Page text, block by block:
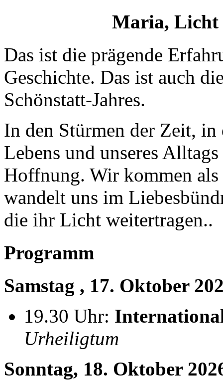
Maria, Licht
Das ist die prägende
Geschichte. Das ist auch
Schönstatt-Jahres.
In den Stürmen der Zeit, in
Lebens und unseres
Hoffnung. Wir kommen
wandelt uns im
die ihr Licht weitertragen..
Programm
Samstag , 17. Oktober
19.30 Uhr:
Urheiligtum
Sonntag, 18. Oktober